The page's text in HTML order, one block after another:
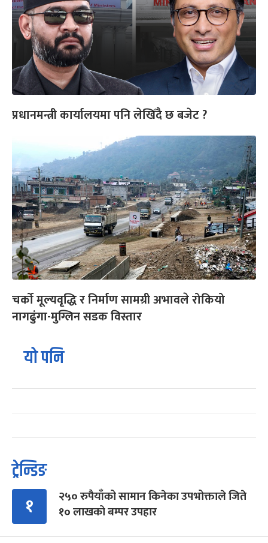
प्रधानमन्त्री कार्यालयमा पनि लेखिँदै छ बजेट ?
चर्को मूल्यवृद्धि र निर्माण सामग्री अभावले रोकियो
नागढुंगा-मुग्लिन सडक विस्तार
यो पनि
ट्रेन्डिङ
१
२५० रुपैयाँको सामान किनेका उपभोक्ताले जिते
१० लाखको बम्पर उपहार